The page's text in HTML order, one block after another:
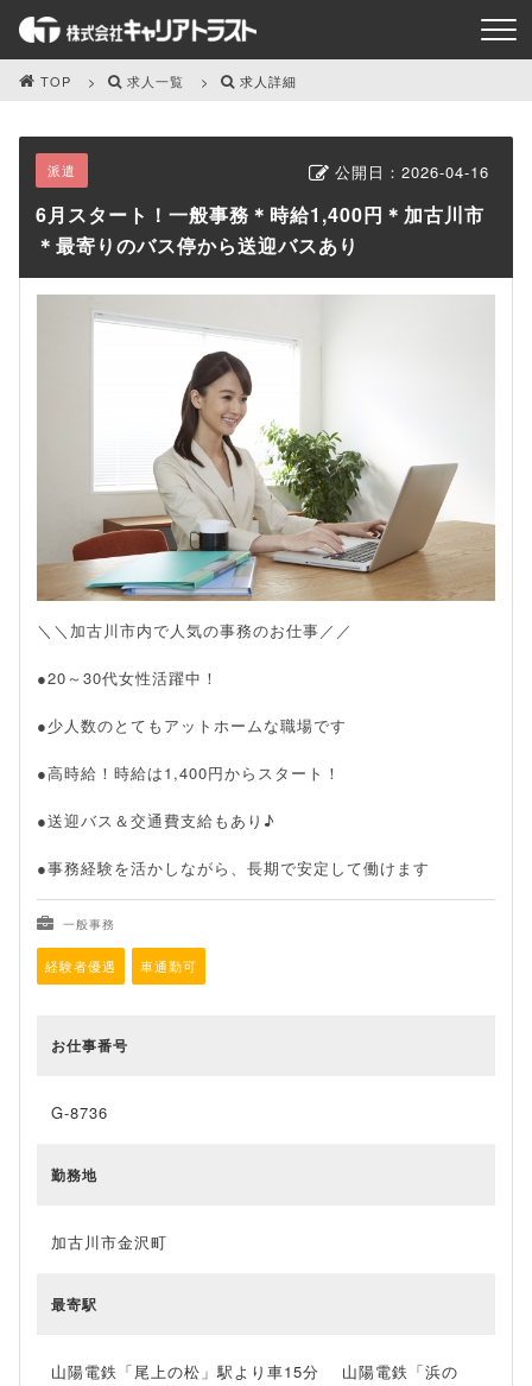
TOP 求人一覧 求人詳細
公開日：2026-04-16
派遣
6月スタート！一般事務＊時給1,400円＊加古川市
＊最寄りのバス停から送迎バスあり
＼＼加古川市内で人気の事務のお仕事／／
●20～30代女性活躍中！
●少人数のとてもアットホームな職場です
●高時給！時給は1,400円からスタート！
●送迎バス＆交通費支給もあり♪
●事務経験を活かしながら、長期で安定して働けます
一般事務
経験者優遇 車通勤可
お仕事番号
G-8736
勤務地
加古川市金沢町
最寄駅
山陽電鉄「尾上の松」駅より車15分 山陽電鉄「浜の